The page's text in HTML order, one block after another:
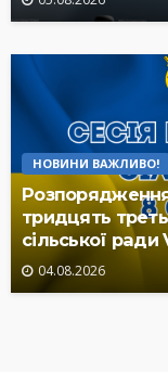
НОВИНИ ВАЖЛИВО!
тридцять
сільської ради
04.08.2026